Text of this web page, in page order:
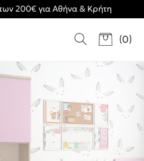
200€ για Αθήνα & Κρήτη
(0)